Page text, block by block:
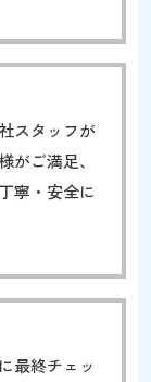
スタッフが
がご満足、
寧・安全に
最終チェッ